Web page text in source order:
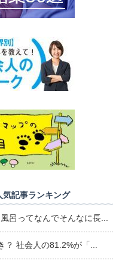
気記事ランキング
呂ってなんでそんなに長...
？ 社会人の81.2%が「...